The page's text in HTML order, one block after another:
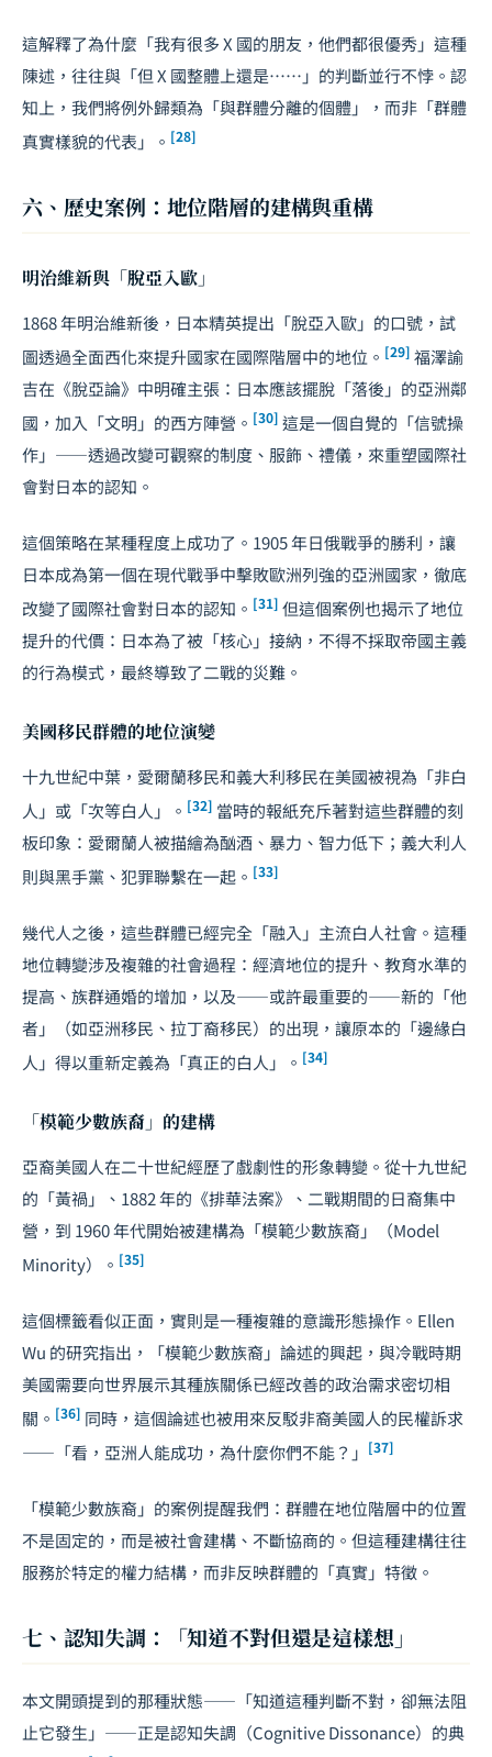
這解釋了為什麼「我有很多 X 國的朋友，他們都很優秀」這種
陳述，往往與「但 X 國整體上還是⋯⋯」的判斷並行不悖。認
知上，我們將例外歸類為「與群體分離的個體」，而非「群體
真實樣貌的代表」。 [28]
六、歷史案例：地位階層的建構與重構
明治維新與「脫亞入歐」
1868 年明治維新後，日本精英提出「脫亞入歐」的口號，試
圖透過全面西化來提升國家在國際階層中的地位。 [29] 福澤諭
吉在《脫亞論》中明確主張：日本應該擺脫「落後」的亞洲鄰
國，加入「文明」的西方陣營。 [30] 這是一個自覺的「信號操
作」——透過改變可觀察的制度、服飾、禮儀，來重塑國際社
會對日本的認知。
這個策略在某種程度上成功了。1905 年日俄戰爭的勝利，讓
日本成為第一個在現代戰爭中擊敗歐洲列強的亞洲國家，徹底
改變了國際社會對日本的認知。 [31] 但這個案例也揭示了地位
提升的代價：日本為了被「核心」接納，不得不採取帝國主義
的行為模式，最終導致了二戰的災難。
美國移民群體的地位演變
十九世紀中葉，愛爾蘭移民和義大利移民在美國被視為「非白
人」或「次等白人」。 [32] 當時的報紙充斥著對這些群體的刻
板印象：愛爾蘭人被描繪為酗酒、暴力、智力低下；義大利人
則與黑手黨、犯罪聯繫在一起。 [33]
幾代人之後，這些群體已經完全「融入」主流白人社會。這種
地位轉變涉及複雜的社會過程：經濟地位的提升、教育水準的
提高、族群通婚的增加，以及——或許最重要的——新的「他
者」（如亞洲移民、拉丁裔移民）的出現，讓原本的「邊緣白
人」得以重新定義為「真正的白人」。 [34]
「模範少數族裔」的建構
亞裔美國人在二十世紀經歷了戲劇性的形象轉變。從十九世紀
的「黃禍」、1882 年的《排華法案》、二戰期間的日裔集中
營，到 1960 年代開始被建構為「模範少數族裔」（Model
Minority）。 [35]
這個標籤看似正面，實則是一種複雜的意識形態操作。Ellen
Wu 的研究指出，「模範少數族裔」論述的興起，與冷戰時期
美國需要向世界展示其種族關係已經改善的政治需求密切相
關。 [36] 同時，這個論述也被用來反駁非裔美國人的民權訴求
——「看，亞洲人能成功，為什麼你們不能？」 [37]
「模範少數族裔」的案例提醒我們：群體在地位階層中的位置
不是固定的，而是被社會建構、不斷協商的。但這種建構往往
服務於特定的權力結構，而非反映群體的「真實」特徵。
七、認知失調：「知道不對但還是這樣想」
本文開頭提到的那種狀態——「知道這種判斷不對，卻無法阻
止它發生」——正是認知失調（Cognitive Dissonance）的典